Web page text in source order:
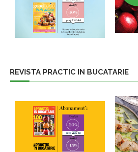
REVISTA PRACTIC IN BUCATARIE